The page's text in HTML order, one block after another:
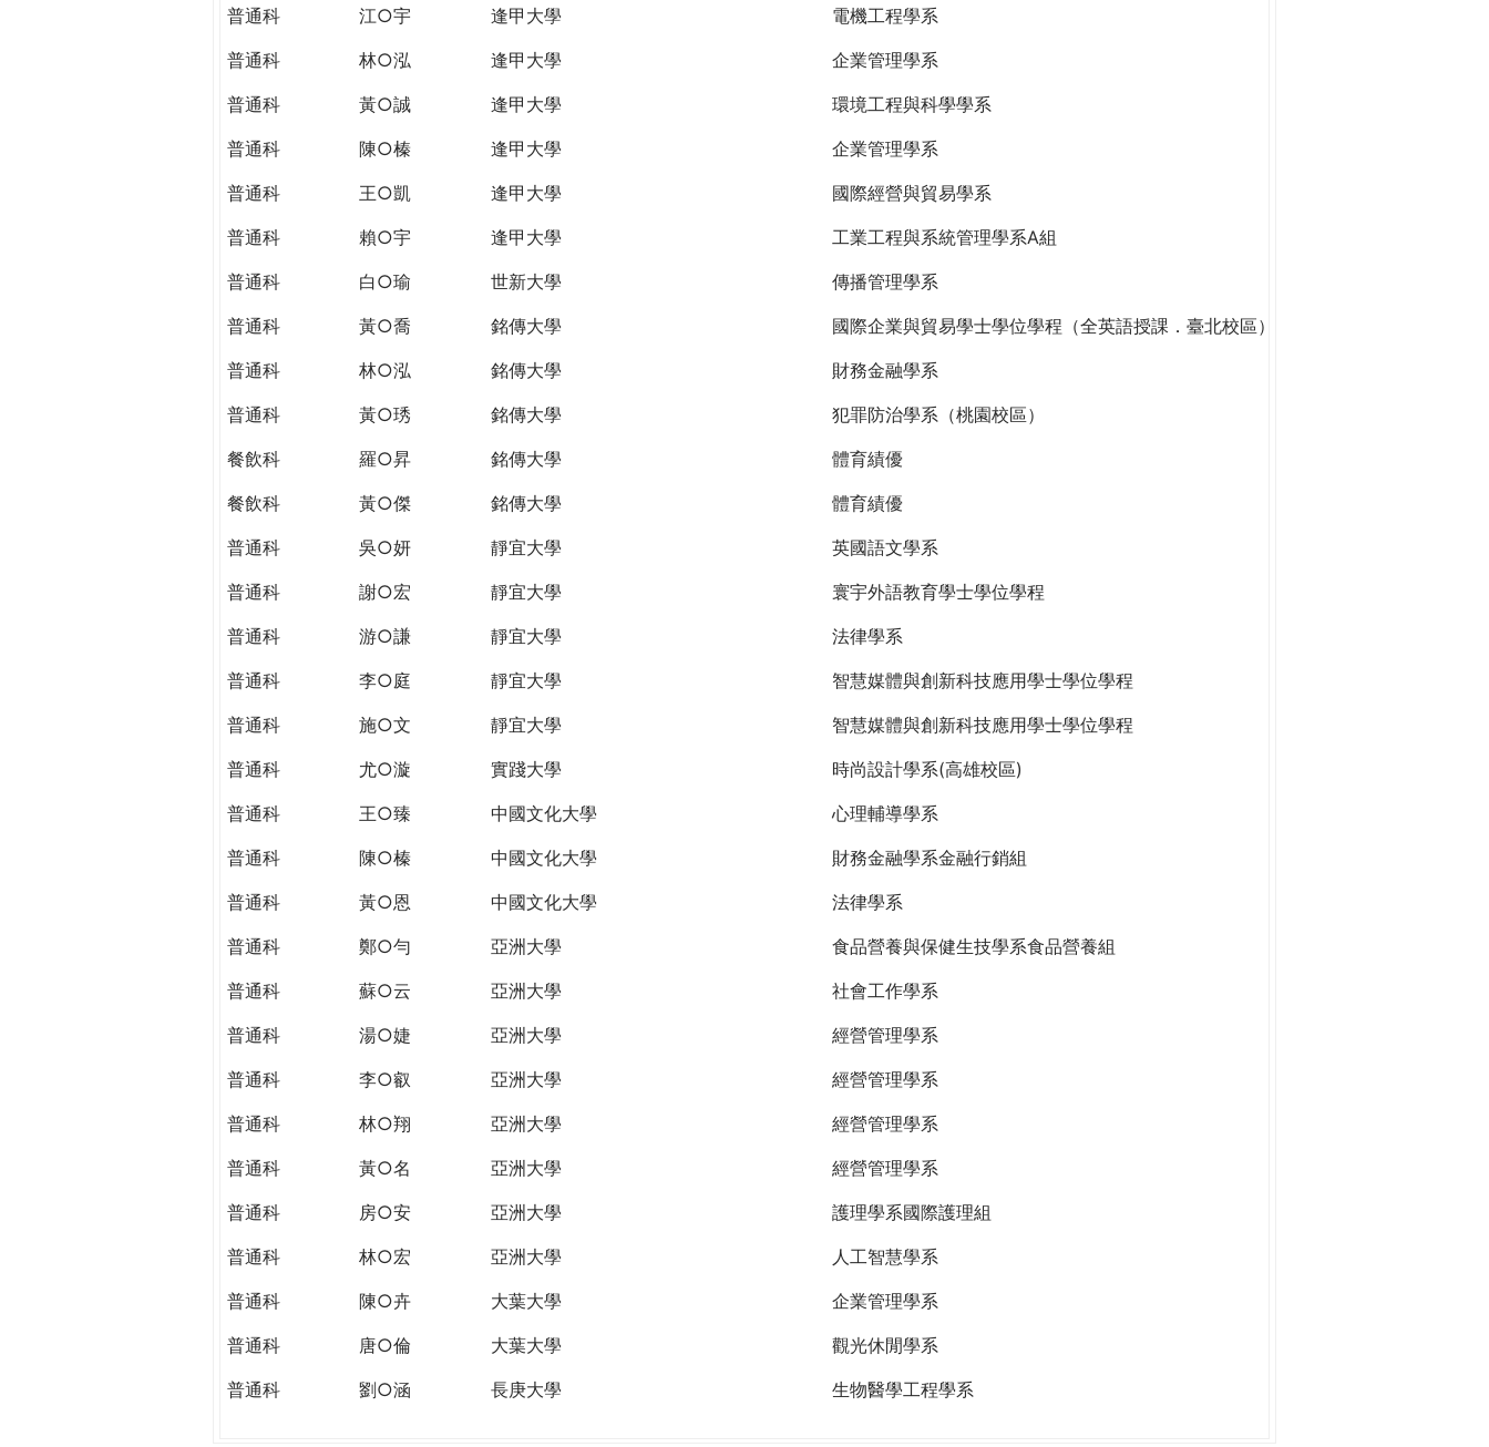
普通科
江○宇 逢甲大學
電機工程學系
普通科
林○泓 逢甲大學
企業管理學系
普通科
黃○誠 逢甲大學
環境工程與科學學系
普通科
陳○榛 逢甲大學
企業管理學系
普通科
王○凱 逢甲大學
國際經營與貿易學系
普通科
賴○宇 逢甲大學
工業工程與系統管理學系A組
普通科
白○瑜 世新大學
傳播管理學系
普通科
黃○喬 銘傳大學
國際企業與貿易學士學位學程（全英語授課．臺北校區）
普通科
林○泓 銘傳大學
財務金融學系
普通科
黃○琇 銘傳大學
犯罪防治學系（桃園校區）
餐飲科
羅○昇 銘傳大學
體育績優
餐飲科
黃○傑 銘傳大學
體育績優
普通科
吳○妍 靜宜大學
英國語文學系
普通科
謝○宏 靜宜大學
寰宇外語教育學士學位學程
普通科
游○謙 靜宜大學
法律學系
普通科
李○庭 靜宜大學
智慧媒體與創新科技應用學士學位學程
普通科
施○文 靜宜大學
智慧媒體與創新科技應用學士學位學程
普通科
尤○漩 實踐大學
時尚設計學系(高雄校區)
普通科
王○臻 中國文化大學
心理輔導學系
普通科
陳○榛 中國文化大學
財務金融學系金融行銷組
普通科
黃○恩 中國文化大學
法律學系
普通科
鄭○勻 亞洲大學
食品營養與保健生技學系食品營養組
普通科
蘇○云 亞洲大學
社會工作學系
普通科
湯○婕 亞洲大學
經營管理學系
普通科
李○叡 亞洲大學
經營管理學系
普通科
林○翔 亞洲大學
經營管理學系
普通科
黃○名 亞洲大學
經營管理學系
普通科
房○安 亞洲大學
護理學系國際護理組
普通科
林○宏 亞洲大學
人工智慧學系
普通科
陳○卉 大葉大學
企業管理學系
普通科
唐○倫 大葉大學
觀光休閒學系
普通科
劉○涵 長庚大學 生物醫學工程學系